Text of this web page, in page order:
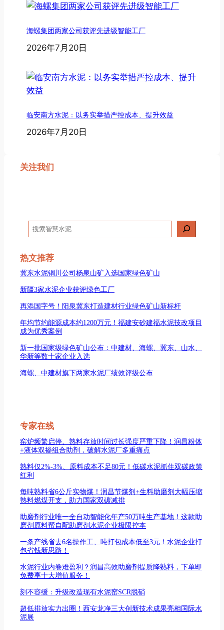
海螺集团两家公司获评先进级智能工厂
2026年7月20日
临安南方水泥：以务实举措严控成本、提升效益
2026年7月20日
关注我们
搜
索
热文推荐
冀东水泥铜川公司杨泉山矿入选国家绿色矿山
新疆3家水泥企业获评绿色工厂
再添国字号！阳泉冀东打造建材行业绿色矿山新标杆
年均节约能源成本约1200万元！福建安砂建福水泥技改项目
成为优秀案例
新一批国家级绿色矿山公布：中建材、海螺、冀东、山水、
华新等数十家企业入选
海螺、中建材旗下两家水泥厂绩效评级公布
专家在线
窑炉频繁启停、熟料存放时间过长强度严重下降！润昌粉体
+液体双掺组合助剂，破解水泥厂多重痛点
熟料仅2%-3%、原料成本不足80元！低碳水泥抓住双碳政策
红利
每吨熟料省6公斤实物煤！润昌节煤剂+生料助磨剂大幅压缩
熟料燃煤开支，助力国家双碳减排
助磨剂行业唯一全自动智能化年产50万吨生产基地！这款助
磨剂原料帮自配助磨剂水泥企业极限控本
一条产线省去6名操作工、吨打包成本低至3元！水泥企业打
包省钱新思路！
水泥行业内卷难盈利？润昌高效助磨剂提质降熟料，下单即
免费享十大增值服务！
刻不容缓：升级改造现有水泥窑SCR脱硝
超低排放实力出圈！西安龙净三大创新技术成果亮相国际水
泥展